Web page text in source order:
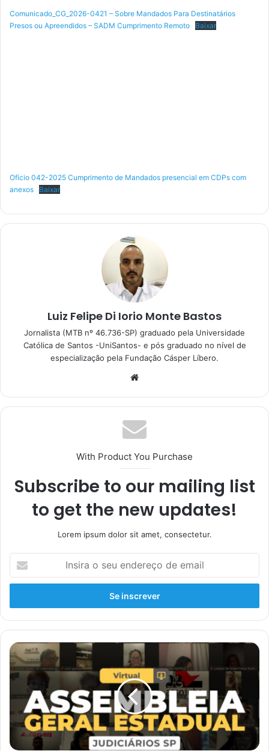
Comunicado_CG_2026-0421 – Sobre Mandados Para Destinatários
Presos ou Apreendidos – SADM Cumprimento Remoto
Baixar
Ofício 042-2025 Cumprimento de Mandados presencial em CDPs com
anexos
Baixar
Luiz Felipe Di Iorio Monte Bastos
Jornalista (MTB nº 46.736-SP) graduado pela Universidade
Católica de Santos -UniSantos- e pós graduado no nível de
especialização pela Fundação Cásper Líbero.
With Product You Purchase
Subscribe to our mailing list
to get the new updates!
Lorem ipsum dolor sit amet, consectetur.